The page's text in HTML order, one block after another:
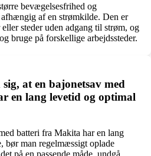
bevægelsesfrihed og
af en strømkilde. Den er
steder uden adgang til strøm, og
bruge på forskellige arbejdssteder.
at en bajonetsav med
en lang levetid og optimal
batteri fra Makita har en lang
bør man regelmæssigt oplade
på en passende måde, undgå